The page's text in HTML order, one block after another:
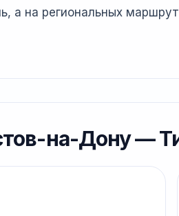
а на региональных
на-Дону —